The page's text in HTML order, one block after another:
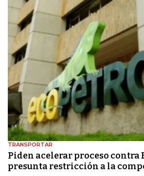
TRANSPORTAR
Piden acelerar proceso contra
presunta restricción a la